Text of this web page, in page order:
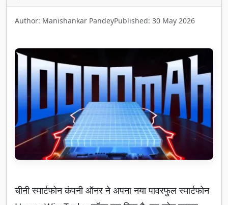
Author: Manishankar PandeyPublished: 30 May 2026
चीनी स्मार्टफोन कंपनी ऑनर ने अपना नया पावरफुल स्मार्टफोन